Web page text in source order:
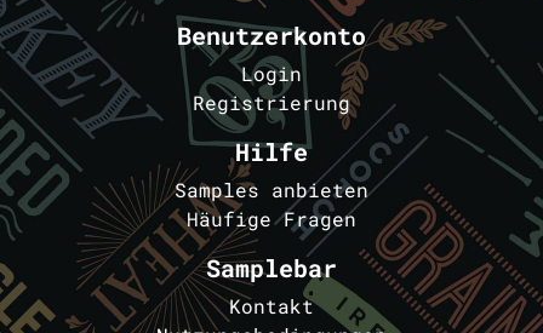
Benutzerkonto
Login
Registrierung
Hilfe
Samples anbieten
Häufige Fragen
Samplebar
Kontakt